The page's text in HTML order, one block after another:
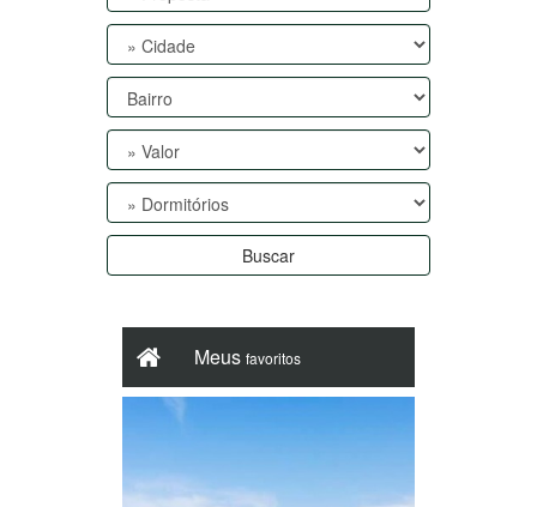
Buscar
Meus favoritos